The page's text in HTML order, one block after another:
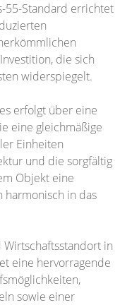
55-Standard errichtet
die sich
widerspiegelt.
erfolgt über eine
eine gleichmäßige
Einheiten
und die sorgfältig
Objekt eine
harmonisch in das
in
eine hervorragende
sowie einer